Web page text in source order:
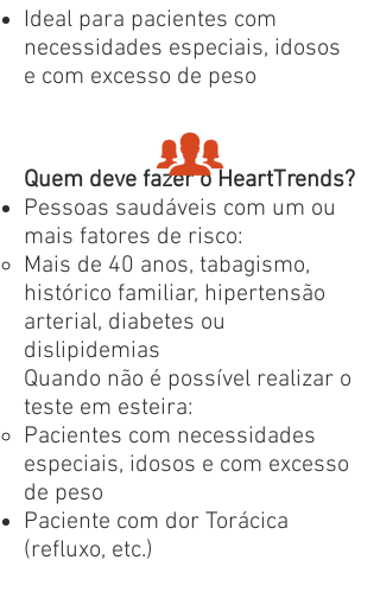
Ideal para pacientes com
necessidades especiais, idosos
e com excesso de peso
Quem deve fazer o HeartTrends?
Pessoas saudáveis ​​com um ou
mais fatores de risco:
Mais de 40 anos, tabagismo,
histórico familiar, hipertensão
arterial, diabetes ou
dislipidemias
Quando não é possível realizar o
teste em esteira:
Pacientes com necessidades
especiais, idosos e com excesso
de peso
Paciente com dor Torácica
(refluxo, etc.)